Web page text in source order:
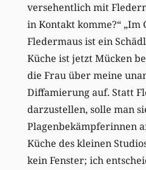
versehentlich mit
in Kontakt komme?“ „Im
Fledermaus ist ein
Küche ist jetzt Mücken
die Frau über meine
Diffamierung auf. Statt
darzustellen, solle man
Plagenbekämpferinnen
Küche des kleinen
kein Fenster; ich